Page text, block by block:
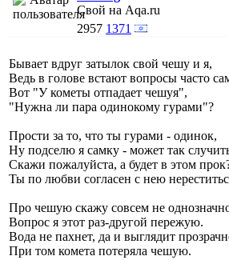
Свой на Aqa.ru
2957 1371
Бывает вдруг затылок свой чешу и я,
Ведь в голове встают вопросы часто
Вот "У кометы отпадает чешуя",
"Нужна ли пара одинокому гурами"?
Прости за то, что ты гурами - одинок,
Ну подселю я самку - может так
Скажи пожалуйста, а будет в этом
Ты по любви согласен с нею
Про чешую скажу совсем не
Вопрос я этот раз-другой пережую.
Вода не пахнет, да и выглядит
При том комета потеряла чешую.